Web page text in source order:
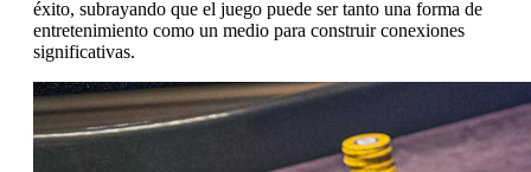
éxito, subrayando que el juego puede ser tanto una forma de
entretenimiento como un medio para construir conexiones
significativas.